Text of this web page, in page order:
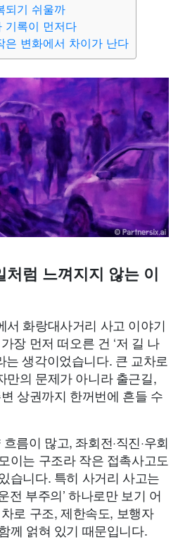
되기 쉬울까
기록이 먼저다
은 변화에서 차이가 난다
럼 느껴지지 않는 이
서 화랑대사거리 사고 이야기
장 먼저 떠오른 건 ‘저 길 나
는 생각이었습니다. 큰 교차로
만의 문제가 아니라 출근길,
상권까지 한꺼번에 흔들 수
름이 많고, 좌회전·직진·우회
이는 구조라 작은 접촉사고도
습니다. 특히 사거리 사고는
전 부주의’ 하나로만 보기 어
로 구조, 제한속도, 보행자
께 얽혀 있기 때문입니다.